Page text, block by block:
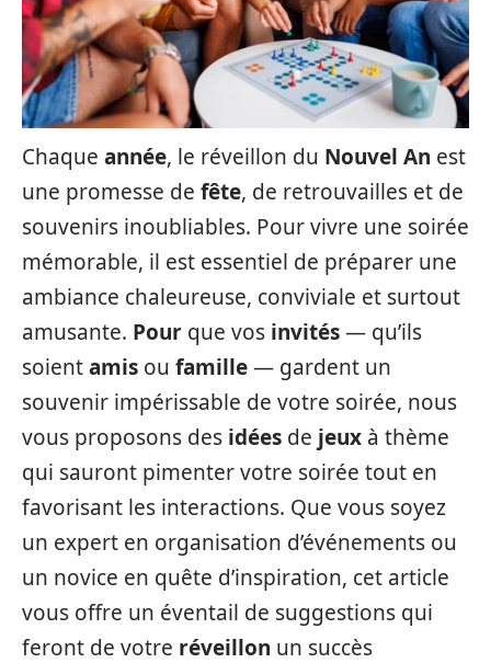
Chaque année, le réveillon du Nouvel An est
une promesse de fête, de retrouvailles et de
souvenirs inoubliables. Pour vivre une soirée
mémorable, il est essentiel de préparer une
ambiance chaleureuse, conviviale et surtout
amusante. Pour que vos invités— qu’ils
soientamis ou famille— gardent un
souvenir impérissable de votre soirée, nous
vous proposons des idées de jeux à thème
qui sauront pimenter votre soirée tout en
favorisant les interactions. Que vous soyez
un expert en organisation d’événements ou
un novice en quête d’inspiration, cet article
vous offre un éventail de suggestions qui
feront de votre réveillon un succès